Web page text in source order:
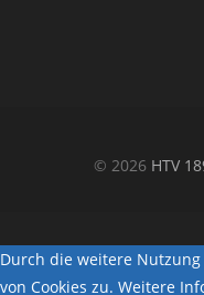
© 2026 HTV
Durch die weitere
von Cookies zu. Weitere